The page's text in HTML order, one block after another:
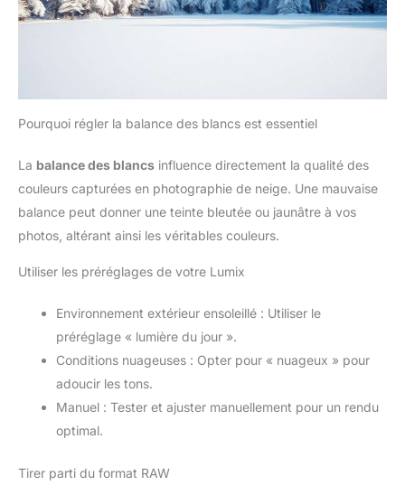
Pourquoi régler la balance des blancs est essentiel
La balance des blancs influence directement la qualité des
couleurs capturées en photographie de neige. Une mauvaise
balance peut donner une teinte bleutée ou jaunâtre à vos
photos, altérant ainsi les véritables couleurs.
Utiliser les préréglages de votre Lumix
Environnement extérieur ensoleillé : Utiliser le
préréglage « lumière du jour ».
Conditions nuageuses : Opter pour « nuageux » pour
adoucir les tons.
Manuel : Tester et ajuster manuellement pour un rendu
optimal.
Tirer parti du format RAW